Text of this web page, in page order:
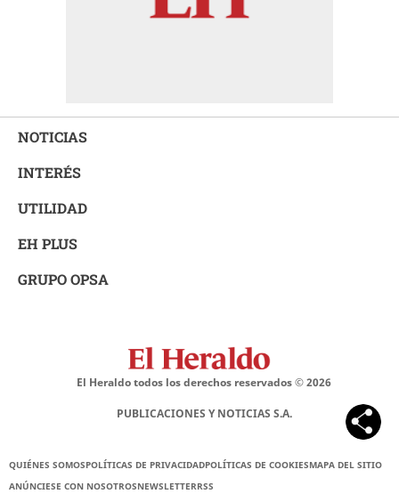
NOTICIAS
INTERÉS
UTILIDAD
EH PLUS
GRUPO OPSA
El Heraldo todos los derechos reservados ©2026
PUBLICACIONES Y NOTICIAS S.A.
QUIÉNES SOMOSPOLÍTICAS DE PRIVACIDADPOLÍTICAS DE COOKIESMAPA DEL SITIO
ANÚNCIESE CON NOSOTROSNEWSLETTERRSS